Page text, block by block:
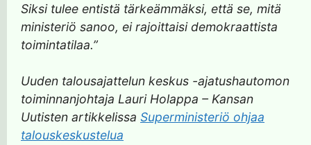
Siksi tulee entistä tärkeämmäksi, että se, mitä
ministeriö sanoo, ei rajoittaisi demokraattista
toimintatilaa.”
Uuden talousajattelun keskus -ajatushautomon
toiminnanjohtaja Lauri Holappa – Kansan
Uutisten artikkelissa Superministeriö ohjaa
talouskeskustelua